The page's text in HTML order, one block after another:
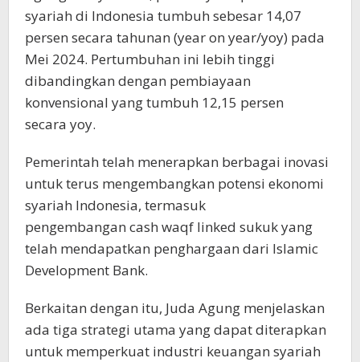
syariah di Indonesia tumbuh sebesar 14,07
persen secara tahunan (year on year/yoy) pada
Mei 2024. Pertumbuhan ini lebih tinggi
dibandingkan dengan pembiayaan
konvensional yang tumbuh 12,15 persen
secara yoy.
Pemerintah telah menerapkan berbagai inovasi
untuk terus mengembangkan potensi ekonomi
syariah Indonesia, termasuk
pengembangan cash waqf linked sukuk yang
telah mendapatkan penghargaan dari Islamic
Development Bank.
Berkaitan dengan itu, Juda Agung menjelaskan
ada tiga strategi utama yang dapat diterapkan
untuk memperkuat industri keuangan syariah